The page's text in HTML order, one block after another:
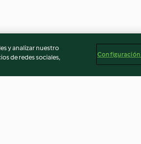
y analizar nuestro
de redes sociales,
Configuración